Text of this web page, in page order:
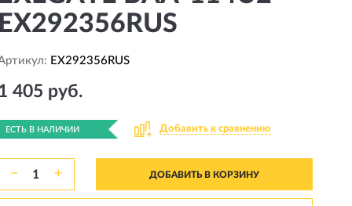
EX292356RUS
405 руб.
ЕСТЬ В НАЛИЧИИ Добавить к сравнению
− + ДОБАВИТЬ В КОРЗИНУ